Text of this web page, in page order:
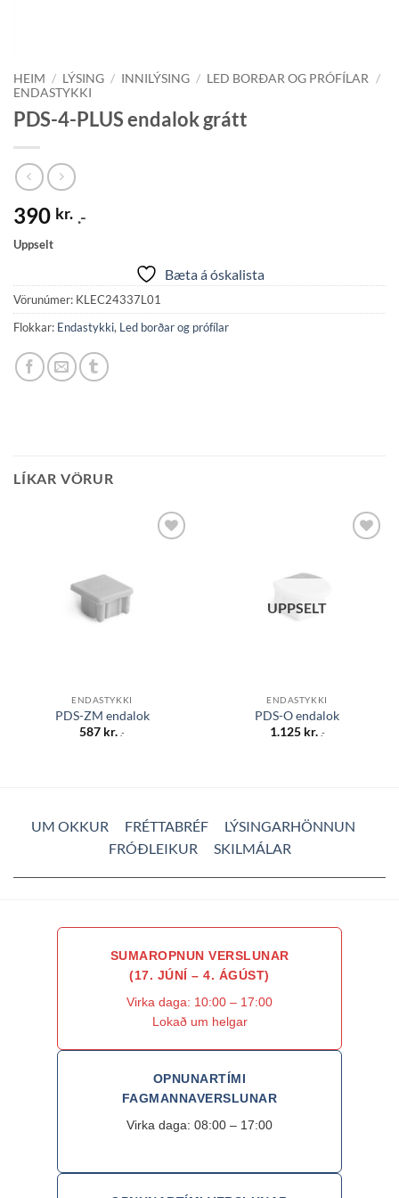
HEIM / LÝSING / INNILÝSING / LED BORÐAR OG PRÓFÍLAR
/
ENDASTYKKI
PDS-4-PLUS endalok grátt
390 kr. .-
Uppselt
Bæta á óskalista
Vörunúmer: KLEC24337L01
Flokkar: Endastykki, Led borðar og prófílar
LÍKAR VÖRUR
ENDASTYKKI
PDS-ZM endalok
587 kr. .-
UPPSELT
ENDASTYKKI
PDS-O endalok
1.125 kr. .-
UM OKKUR FRÉTTABRÉF
LÝSINGARHÖNNUN
FRÓÐLEIKUR
SKILMÁLAR
SUMAROPNUN VERSLUNAR
(17. JÚNÍ – 4. ÁGÚST)
Virka daga: 10:00 – 17:00
Lokað um helgar
OPNUNARTÍMI
FAGMANNAVERSLUNAR
Virka daga: 08:00 – 17:00